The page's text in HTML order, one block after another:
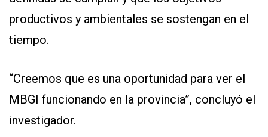
productivos y ambientales se sostengan en el
tiempo.
“Creemos que es una oportunidad para ver el
MBGI funcionando en la provincia”, concluyó el
investigador.